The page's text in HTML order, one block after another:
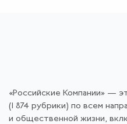
«Российские Компании» —
(1 874 рубрики) по всем
и общественной жизни,